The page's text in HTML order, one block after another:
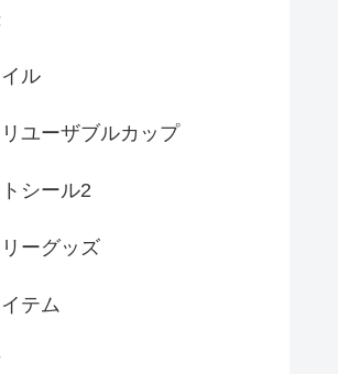
ル
ユーザブルカップ
シール2
ーグッズ
テム